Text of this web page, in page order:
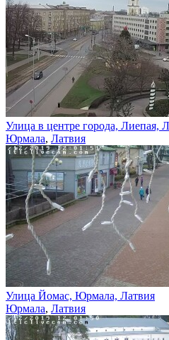
Улица в центре города, Лиепая,
Юрмала, Латвия
Улица Йомас, Юрмала, Латвия
Юрмала, Латвия